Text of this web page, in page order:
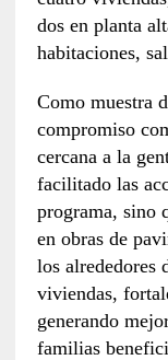
dos en planta
habitaciones,
Como muestra
compromiso
cercana a la
facilitado las
programa, sino
en obras de
los alrededores
viviendas,
generando
familias